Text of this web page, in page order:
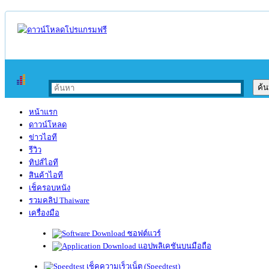
หน้าแรก
ดาวน์โหลด
ข่าวไอที
รีวิว
ทิปส์ไอที
สินค้าไอที
เช็ครอบหนัง
รวมคลิป Thaiware
เครื่องมือ
ซอฟต์แวร์
แอปพลิเคชันบนมือถือ
เช็คความเร็วเน็ต (Speedtest)